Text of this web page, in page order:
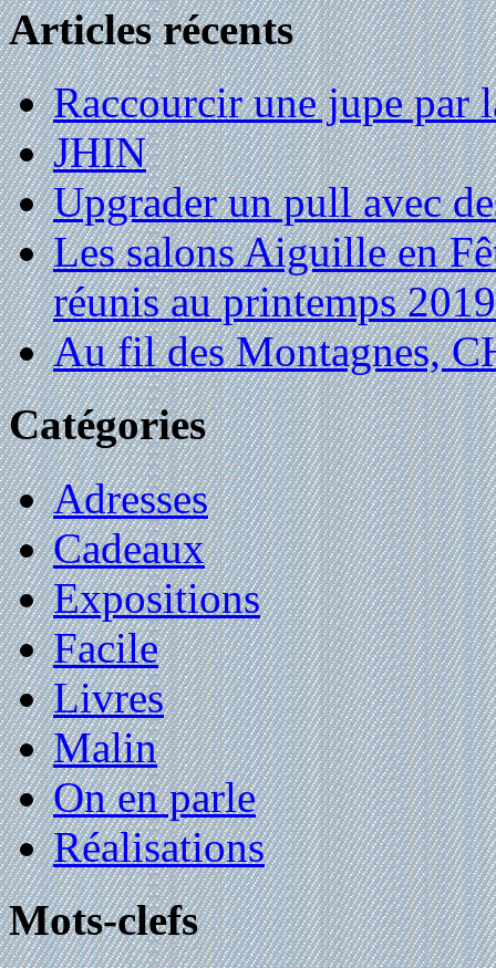
Articles récents
Raccourcir une jupe par
JHIN
Upgrader un pull avec
Les salons Aiguille en
réunis au printemps 2019
Au fil des Montagnes,
Catégories
Adresses
Cadeaux
Expositions
Facile
Livres
Malin
On en parle
Réalisations
Mots-clefs